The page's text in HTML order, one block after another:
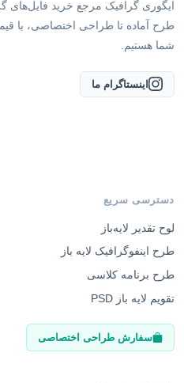
ایگوری گرافیک مرجع خرید فایل‌های
طرح آماده تا طراحی اختصاصی، با
شما هستیم.
اینستاگرام ما
دسترسی سریع
لوح تقدیر لایه‌باز
طرح اینفوگرافیک لایه باز
طرح برنامه کلاسی
تقویم لایه باز PSD
سفارش طراحی اختصاصی